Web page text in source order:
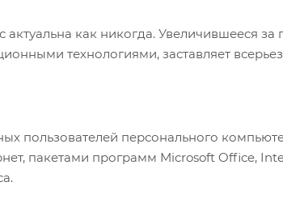
как никогда. Увеличившееся
технологиями, заставляет
пользователей персонального
пакетами программ Microsoft Office,